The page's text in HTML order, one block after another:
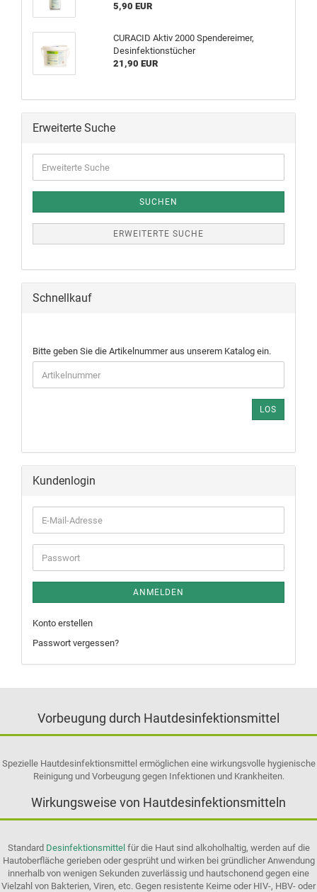
5,90 EUR
CURACID Aktiv 2000 Spendereimer,
Desinfektionstücher
21,90 EUR
Erweiterte Suche
SUCHEN
ERWEITERTE SUCHE
Schnellkauf
Bitte geben Sie die Artikelnummer aus unserem Katalog ein.
LOS
Kundenlogin
ANMELDEN
Konto erstellen
Passwort vergessen?
Vorbeugung durch Hautdesinfektionsmittel
Spezielle Hautdesinfektionsmittel ermöglichen eine wirkungsvolle hygienische
Reinigung und Vorbeugung gegen Infektionen und Krankheiten.
Wirkungsweise von Hautdesinfektionsmitteln
Standard Desinfektionsmittel für die Haut sind alkoholhaltig, werden auf die
Hautoberfläche gerieben oder gesprüht und wirken bei gründlicher Anwendung
innerhalb von wenigen Sekunden zuverlässig und hautschonend gegen eine
Vielzahl von Bakterien, Viren, etc. Gegen resistente Keime oder HIV-, HBV- oder